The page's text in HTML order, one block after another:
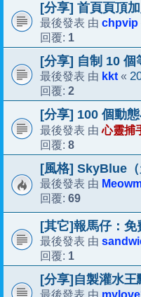
[分享] 首頁頁頂
最後發表 由 chpvip
回覆: 1
[分享] 自制 10 個
最後發表 由 kkt «
回覆: 2
[分享] 100 個動
最後發表 由心靈捕
回覆: 8
[風格] SkyBlue
最後發表 由
回覆: 69
[其它]報馬仔：免
最後發表 由
回覆: 1
[分享]自製灌水王
最後發表 由